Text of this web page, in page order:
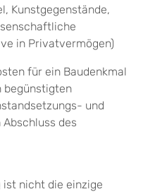
Kunstgegenstände,
in Privatvermögen)
für ein Baudenkmal
begünstigten
und
des
ist nicht die einzige